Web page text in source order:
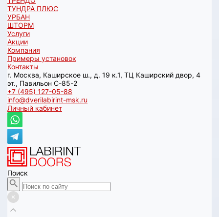
ТУНДРА ПЛЮС
УРБАН
ШТОРМ
Услуги
Акции
Компания
Примеры установок
Контакты
г. Москва, Каширское ш., д. 19 к.1, ТЦ Каширский двор, 4
эт., Павильон C-85-2
+7 (495) 127-05-88‬
info@dverilabirint-msk.ru
Личный кабинет
Поиск